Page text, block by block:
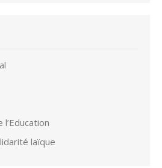
l’Education
laïque